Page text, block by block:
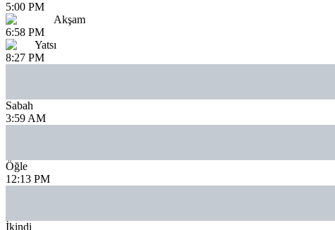
5:00 PM
Akşam
6:58 PM
Yatsı
8:27 PM
Sabah
3:59 AM
Öğle
12:13 PM
İkindi